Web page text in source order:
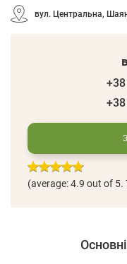
вул. Центральна,
(average:4.9 out of 5.